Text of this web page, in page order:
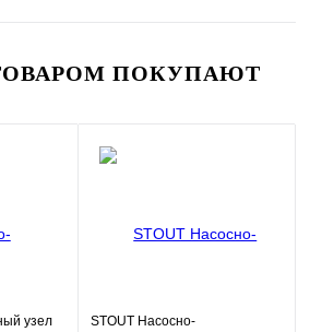
ПОКУПАЮТ
узел
STOUT Насосно-